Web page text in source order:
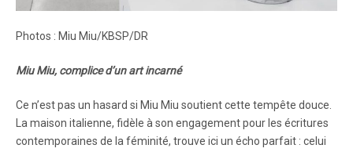
Photos : Miu Miu/KBSP/DR
Miu Miu, complice d’un art incarné
Ce n’est pas un hasard si Miu Miu soutient cette tempête douce.
La maison italienne, fidèle à son engagement pour les écritures
contemporaines de la féminité, trouve ici un écho parfait : celui